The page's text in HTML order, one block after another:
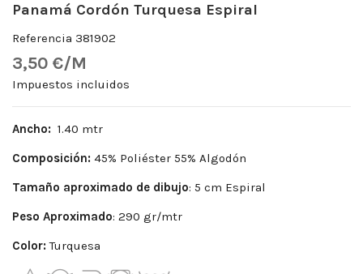
Panamá Cordón Turquesa Espiral
Referencia 381902
3,50 €/M
Impuestos incluidos
Ancho: 1.40 mtr
Composición: 45% Poliéster 55% Algodón
Tamaño aproximado de dibujo: 5 cm Espiral
Peso Aproximado: 290 gr/mtr
Color:Turquesa